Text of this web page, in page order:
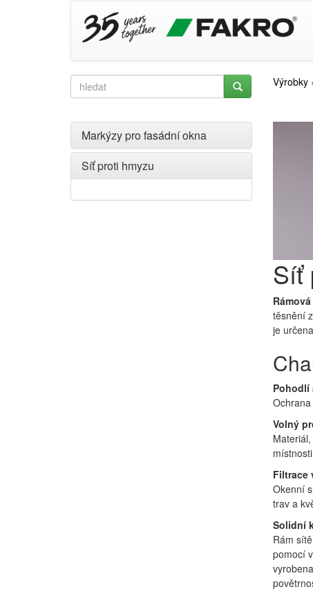
Výrobky
Markýzy pro fasádní okna
Síť proti hmyzu
Síť
těsnění
je
Pohodlí
Volný
Filtrace
Okenní
trav a
Solidní
Rám
pomocí